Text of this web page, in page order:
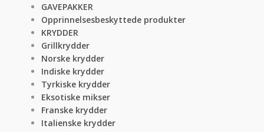
GAVEPAKKER
Opprinnelsesbeskyttede produkter
KRYDDER
Grillkrydder
Norske krydder
Indiske krydder
Tyrkiske krydder
Eksotiske mikser
Franske krydder
Italienske krydder